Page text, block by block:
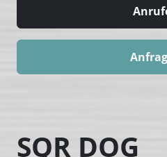
SQR DOG